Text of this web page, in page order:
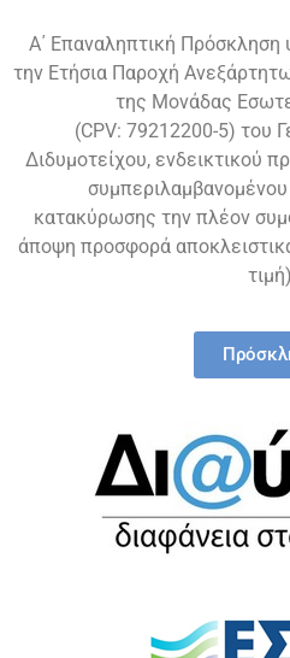
Α΄ Επαναληπτική
την Ετήσια Παροχή
της Μονάδας
(CPV: 79212200-5) του
Διδυμοτείχου, ενδεικτικού
κατακύρωσης την πλέον
άποψη προσφορά
τιμή)